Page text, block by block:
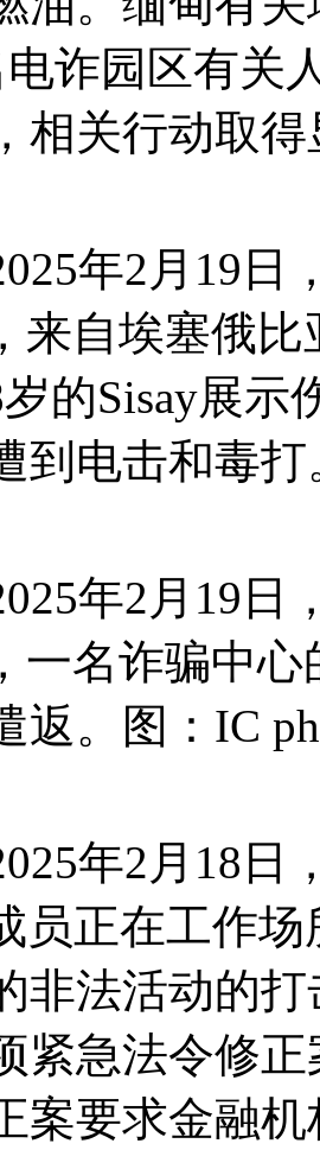
诈园区有关
相关行动取
年2月19日
来自埃塞俄
岁的Sisay展
到电击和毒打
年2月19日
一名诈骗中
返。图：IC
年2月18日
员正在工作
非法活动的
紧急法令修
案要求金融